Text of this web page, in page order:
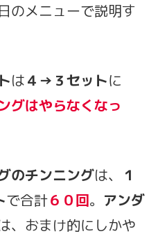
のメニューで説明す
は４→３セットに
グはやらなくなっ
のチンニングは、
１
で合計６０回。 アンダ
、おまけ的にしかや